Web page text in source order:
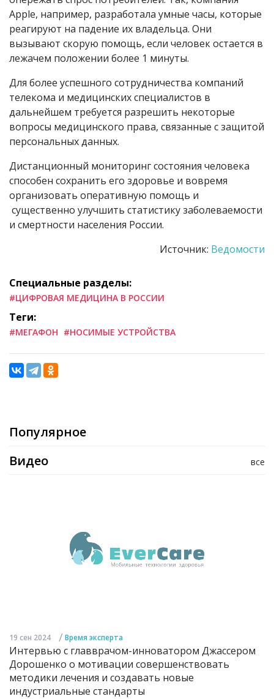
Apple, например, разработала умные часы, которые
реагируют на падение их владельца. Они
вызывают скорую помощь, если человек остается в
лежачем положении более 1 минуты.
Для более успешного сотрудничества компаний
телекома и медицинских специалистов в
дальнейшем требуется разрешить некоторые
вопросы медицинского права, связанные с защитой
персональных данных.
Дистанционный мониторинг состояния человека
способен сохранить его здоровье и вовремя
организовать оперативную помощь и
существенно улучшить статистику заболеваемости
и смертности населения России.
Источник: Ведомости
Специальные разделы:
#ЦИФРОВАЯ МЕДИЦИНА В РОССИИ
Теги:
#МЕГАФОН #НОСИМЫЕ УСТРОЙСТВА
Популярное
все
Видео
19 сен 2024 / Время эксперта
Интервью с главврачом-инноватором Джассером
Дорошенко о мотивации совершенствовать
методики лечения и создавать новые
индустриальные стандарты